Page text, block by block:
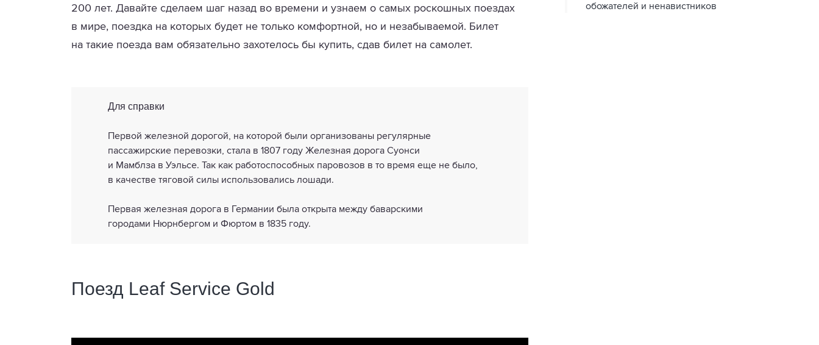
200 лет. Давайте сделаем шаг назад во времени и узнаем о самых роскошных поездах
в мире, поездка на которых будет не только комфортной, но и незабываемой. Билет
на такие поезда вам обязательно захотелось бы купить, сдав билет на самолет.
Для справки
Первой железной дорогой, на которой были организованы регулярные
пассажирские перевозки, стала в 1807 году Железная дорога Суонси
и Мамблза в Уэльсе. Так как работоспособных паровозов в то время еще не было,
в качестве тяговой силы использовались лошади.
Первая железная дорога в Германии была открыта между баварскими
городами Нюрнбергом и Фюртом в 1835 году.
Поезд Leaf Service Gold
обожателей и ненавистников